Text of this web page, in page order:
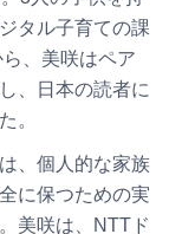
タル子育ての課
、美咲はペア
、日本の読者に
。
、個人的な家族
に保つための実
美咲は、NTTド